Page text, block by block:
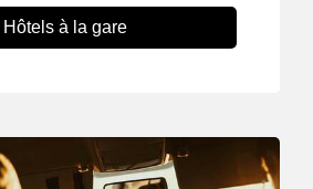
Hôtels à la gare